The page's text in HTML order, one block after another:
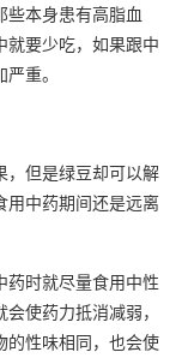
些本身患有高脂血
就要少吃，如果跟中
重。
，但是绿豆却可以解
用中药期间还是远离
药时就尽量食用中性
使药力抵消减弱，
的性味相同，也会使